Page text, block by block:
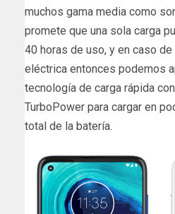
muchos gama media como
promete que una sola carga
40 horas de uso, y en caso
eléctrica entonces podemos
tecnología de carga rápida
TurboPower para cargar en
total de la batería.